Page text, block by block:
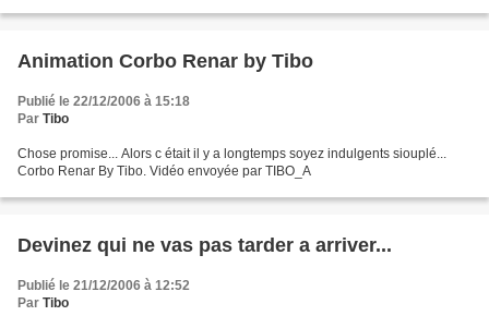
Animation Corbo Renar by Tibo
Publié le 22/12/2006 à 15:18
Par Tibo
Chose promise... Alors c était il y a longtemps soyez indulgents siouplé...
Corbo Renar By Tibo. Vidéo envoyée par TIBO_A
Devinez qui ne vas pas tarder a arriver...
Publié le 21/12/2006 à 12:52
Par Tibo